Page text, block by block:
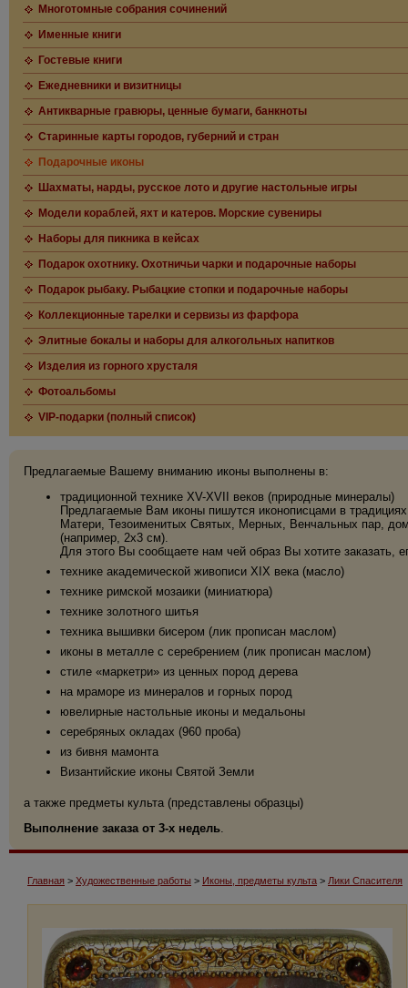
Многотомные собрания сочинений
Именные книги
Гостевые книги
Ежедневники и визитницы
Антикварные гравюры, ценные бумаги, банкноты
Старинные карты городов, губерний и стран
Подарочные иконы
Шахматы, нарды, русское лото и другие настольные игры
Модели кораблей, яхт и катеров. Морские сувениры
Наборы для пикника в кейсах
Подарок охотнику. Охотничьи чарки и подарочные наборы
Подарок рыбаку. Рыбацкие стопки и подарочные наборы
Коллекционные тарелки и сервизы из фарфора
Элитные бокалы и наборы для алкогольных напитков
Изделия из горного хрусталя
Фотоальбомы
VIP-подарки (полный список)
Предлагаемые Вашему вниманию иконы выполнены в:
традиционной технике XV-XVII веков (природные минералы)
Предлагаемые Вам иконы пишутся иконописцами в
Матери, Тезоименитых Святых, Мерных, Венчальных пар,
(например, 2х3 см).
Для этого Вы сообщаете нам чей образ Вы хотите заказать,
технике академической живописи XIX века (масло)
технике римской мозаики (миниатюра)
технике золотного шитья
техника вышивки бисером (лик прописан маслом)
иконы в металле с серебрением (лик прописан маслом)
стиле «маркетри» из ценных пород дерева
на мраморе из минералов и горных пород
ювелирные настольные иконы и медальоны
серебряных окладах (960 проба)
из бивня мамонта
Византийские иконы Святой Земли
а также предметы культа (представлены образцы)
Выполнение заказа от 3-х недель.
Главная > Художественные работы > Иконы, предметы культа > Лики Спасителя